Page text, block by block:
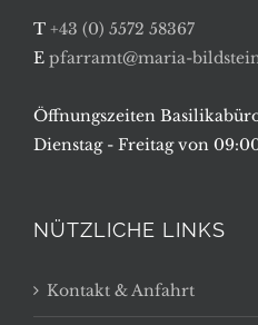
T +43 (0) 5572 58367
E pfarramt@maria-
Öffnungszeiten
Dienstag - Freitag von
NÜTZLICHE LINKS
Kontakt & Anfahrt